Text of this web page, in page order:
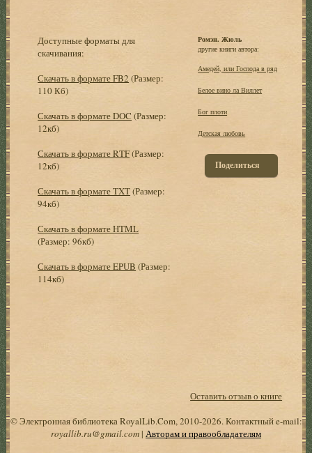
Доступные форматы для
скачивания:
Скачать в формате FB2 (Размер:
110 Кб)
Скачать в формате DOC (Размер:
12кб)
Скачать в формате RTF(Размер:
12кб)
Скачать в формате TXT(Размер:
94кб)
Скачать в формате HTML
(Размер: 96кб)
Скачать в формате EPUB (Размер:
114кб)
Ромэн. Жюль
другие книги автора:
Амедей, или Господа в ряд
Белое вино ла Виллет
Бог плоти
Детская любовь
Поделиться
Оставить отзыв о книге
© Электронная библиотека RoyalLib.Com, 2010-2026. Контактный e-mail:
royallib.ru@gmail.com| Авторам и правообладателям